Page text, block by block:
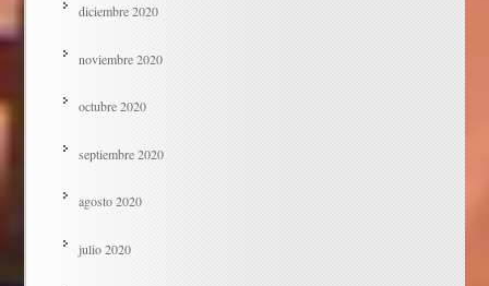
diciembre 2020
noviembre 2020
octubre 2020
septiembre 2020
agosto 2020
julio 2020